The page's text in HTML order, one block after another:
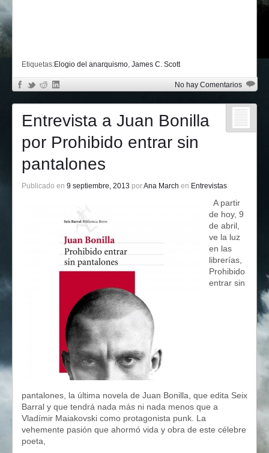
Etiquetas:Elogio del anarquismo, James C. Scott
No hay Comentarios
Entrevista a Juan Bonilla
por Prohibido entrar sin
pantalones
Publicado en 9 septiembre, 2013 porAna March en Entrevistas
A partir
de hoy, 9
de abril,
ve la luz
en las
librerías,
Prohibido
entrar sin
pantalones, la última novela de Juan Bonilla, que edita Seix
Barral y que tendrá nada más ni nada menos que a
Vladímir Maiakovski como protagonista punk. La
vehemente pasión que ahormó vida y obra de este célebre
poeta,